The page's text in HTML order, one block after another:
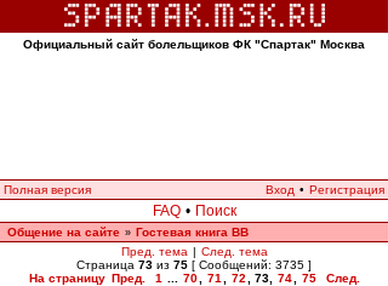
Официальный сайт болельщиков ФК "Спартак" Москва
Полная версия Вход • Регистрация
FAQ • Поиск
Общение на сайте » Гостевая книга ВВ
Пред. тема | След. тема
Страница 73 из 75 [ Сообщений: 3735 ]
На страницу Пред. 1 70 71 72 73, 74 75
След.